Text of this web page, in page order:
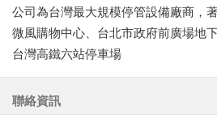
公司為台灣最大規模停管設備廠商，
微風購物中心、台北市政府前廣場地
台灣高鐵六站停車場
聯絡資訊